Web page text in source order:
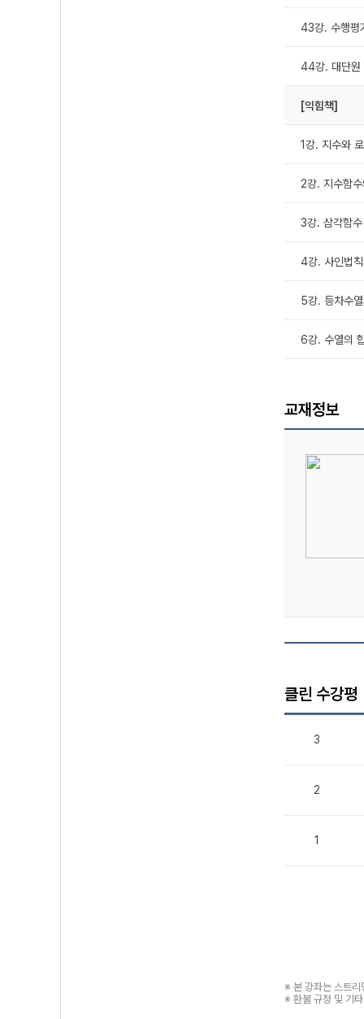
43강. 수행평
44강. 대단원
[익힘책]
1강. 지수와
2강. 지수함
3강. 삼각함수
4강. 사인법
5강. 등차수
6강. 수열의
교재정보
클린 수강평
3
2
1
※ 본 강좌는 스트리
※ 환불 규정 및 기